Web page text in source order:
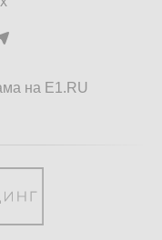
на E1.RU